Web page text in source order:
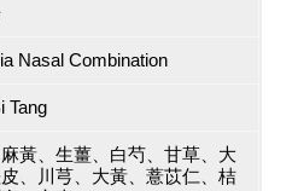
Nasal Combination
Tang
黃、生薑、白芍、甘草、大
、川芎、大黃、薏苡仁、桔